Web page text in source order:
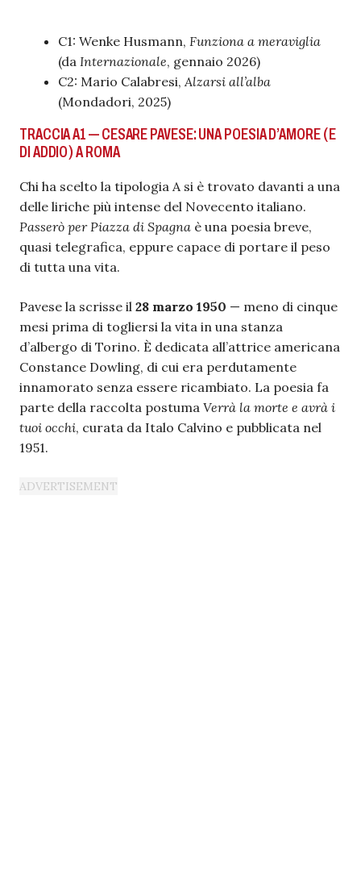
C1: Wenke Husmann, Funziona a meraviglia
(da Internazionale, gennaio 2026)
C2: Mario Calabresi, Alzarsi all’alba
(Mondadori, 2025)
TRACCIA A1 — CESARE PAVESE: UNA POESIA D’AMORE (E
DI ADDIO) A ROMA
Chi ha scelto la tipologia A si è trovato davanti a una
delle liriche più intense del Novecento italiano.
Passerò per Piazza di Spagna è una poesia breve,
quasi telegrafica, eppure capace di portare il peso
di tutta una vita.
Pavese la scrisse il 28 marzo 1950 — meno di cinque
mesi prima di togliersi la vita in una stanza
d’albergo di Torino. È dedicata all’attrice americana
Constance Dowling, di cui era perdutamente
innamorato senza essere ricambiato. La poesia fa
parte della raccolta postuma Verrà la morte e avrà i
tuoi occhi, curata da Italo Calvino e pubblicata nel
1951.